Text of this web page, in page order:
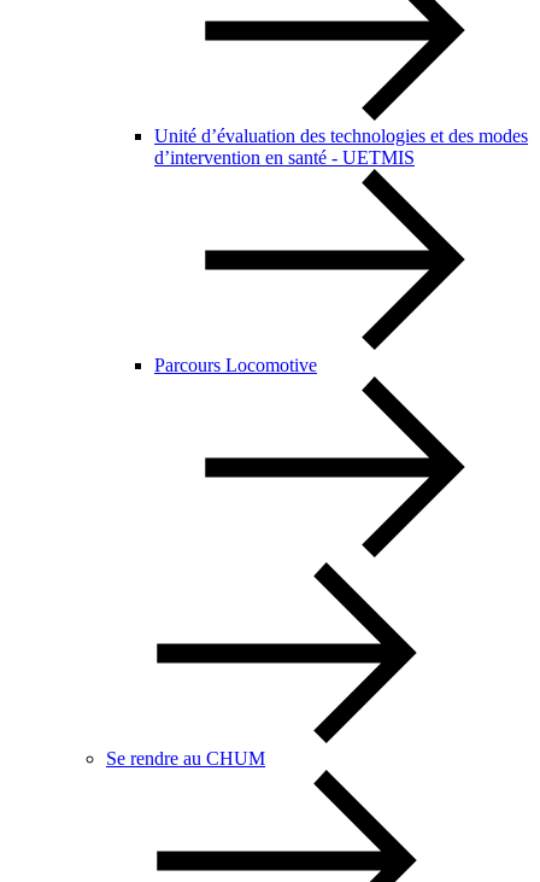
Unité d’évaluation des technologies et des modes
d’intervention en santé - UETMIS
Parcours Locomotive
Se rendre au CHUM